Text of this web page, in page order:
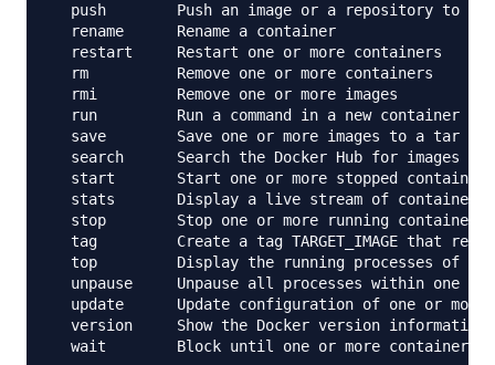
push        Push an image or a repository to a
  rename      Rename a container
  restart     Restart one or more containers
  rm          Remove one or more containers
  rmi         Remove one or more images
  run         Run a command in a new container
save        Save one or more images to a tar
  search      Search the Docker Hub for images
  start       Start one or more stopped containers
stats       Display a live stream of
  stop        Stop one or more running containers
tag         Create a tag TARGET_IMAGE that
top         Display the running processes of a
unpause     Unpause all processes within one or
update      Update configuration of one or more
  version     Show the Docker version information
wait        Block until one or more containers